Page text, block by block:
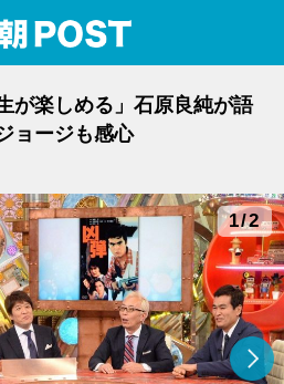
が楽しめる」石原良純が語
ョージも感心
1/2